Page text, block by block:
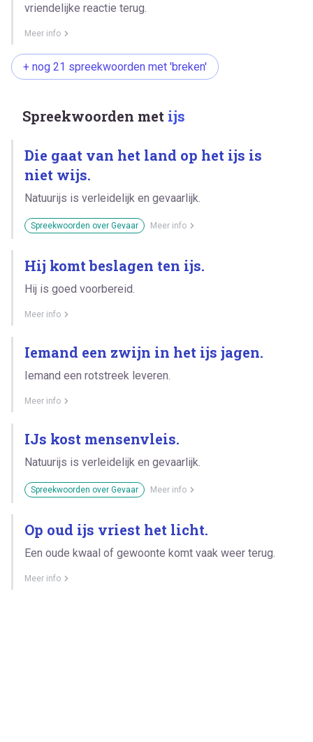
vriendelijke reactie terug.
Meer info
+ nog 21 spreekwoorden met 'breken'
Spreekwoorden met ijs
Die gaat van het land op het ijs is
niet wijs.
Natuurijs is verleidelijk en gevaarlijk.
Spreekwoorden over Gevaar Meer info
Hij komt beslagen ten ijs.
Hij is goed voorbereid.
Meer info
Iemand een zwijn in het ijs jagen.
Iemand een rotstreek leveren.
Meer info
IJs kost mensenvleis.
Natuurijs is verleidelijk en gevaarlijk.
Spreekwoorden over Gevaar Meer info
Op oud ijs vriest het licht.
Een oude kwaal of gewoonte komt vaak weer terug.
Meer info